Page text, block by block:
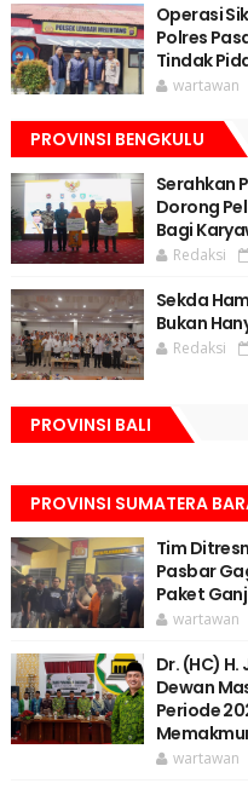
Operasi
Polres
Tindak
wartawan
PROVINSI BENGKULU
Serahkan
Dorong
Bagi
Redaksi
Sekda
Bukan
Redaksi
PROVINSI BALI
PROVINSI SUMATERA
Tim
Pasbar
Paket
wartawan
Dr. (HC)
Dewan
Periode
wartawan